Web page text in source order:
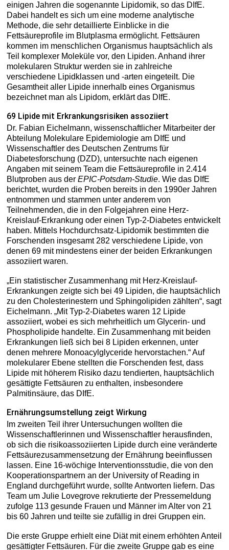
einigen Jahren die sogenannte Lipidomik, so das DIfE.
Dabei handelt es sich um eine moderne analytische
Methode, die sehr detaillierte Einblicke in die
Fettsäureprofile im Blutplasma ermöglicht. Fettsäuren
kommen im menschlichen Organismus hauptsächlich als
Teil komplexer Moleküle vor, den Lipiden. Anhand ihrer
molekularen Struktur werden sie in zahlreiche
verschiedene Lipidklassen und -arten eingeteilt. Die
Gesamtheit aller Lipide innerhalb eines Organismus
bezeichnet man als Lipidom, erklärt das DIfE.
69 Lipide mit Erkrankungsrisiken assoziiert
Dr. Fabian Eichelmann, wissenschaftlicher Mitarbeiter der
Abteilung Molekulare Epidemiologie am DIfE und
Wissenschaftler des Deutschen Zentrums für
Diabetesforschung (DZD), untersuchte nach eigenen
Angaben mit seinem Team die Fettsäureprofile in 2.414
Blutproben aus derEPIC-Potsdam-Studie. Wie das DIfE
berichtet, wurden die Proben bereits in den 1990er Jahren
entnommen und stammen unter anderem von
Teilnehmenden, die in den Folgejahren eine Herz-
Kreislauf-Erkrankung oder einen Typ-2-Diabetes entwickelt
haben. Mittels Hochdurchsatz-Lipidomik bestimmten die
Forschenden insgesamt 282 verschiedene Lipide, von
denen 69 mit mindestens einer der beiden Erkrankungen
assoziiert waren.
„Ein statistischer Zusammenhang mit Herz-Kreislauf-
Erkrankungen zeigte sich bei 49 Lipiden, die hauptsächlich
zu den Cholesterinestern und Sphingolipiden zählten“, sagt
Eichelmann. „Mit Typ-2-Diabetes waren 12 Lipide
assoziiert, wobei es sich mehrheitlich um Glycerin- und
Phospholipide handelte. Ein Zusammenhang mit beiden
Erkrankungen ließ sich bei 8 Lipiden erkennen, unter
denen mehrere Monoacylglyceride hervorstachen.“ Auf
molekularer Ebene stellten die Forschenden fest, dass
Lipide mit höherem Risiko dazu tendierten, hauptsächlich
gesättigte Fettsäuren zu enthalten, insbesondere
Palmitinsäure, das DIfE.
Ernährungsumstellung zeigt Wirkung
Im zweiten Teil ihrer Untersuchungen wollten die
Wissenschaftlerinnen und Wissenschaftler herausfinden,
ob sich die risikoassoziierten Lipide durch eine veränderte
Fettsäurezusammensetzung der Ernährung beeinflussen
lassen. Eine 16-wöchige Interventionsstudie, die von den
Kooperationspartnern an der University of Reading in
England durchgeführt wurde, sollte Antworten liefern. Das
Team um Julie Lovegrove rekrutierte der Pressemeldung
zufolge 113 gesunde Frauen und Männer im Alter von 21
bis 60 Jahren und teilte sie zufällig in drei Gruppen ein.
Die erste Gruppe erhielt eine Diät mit einem erhöhten Anteil
gesättigter Fettsäuren. Für die zweite Gruppe gab es eine